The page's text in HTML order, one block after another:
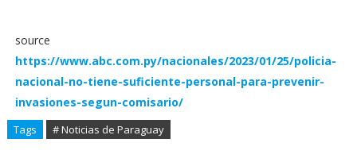
source
https://www.abc.com.py/nacionales/2023/01/25/policia-
nacional-no-tiene-suficiente-personal-para-prevenir-
invasiones-segun-comisario/
Tags # Noticias de Paraguay